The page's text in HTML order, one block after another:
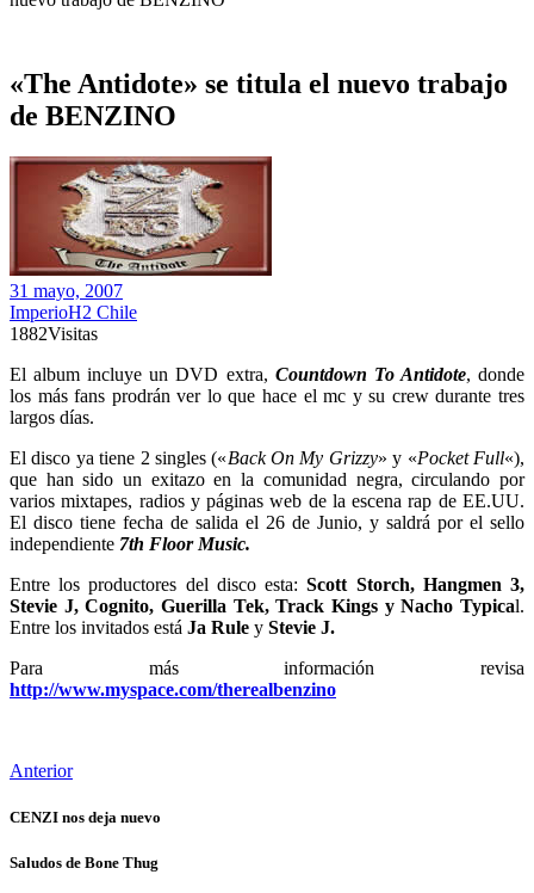
«The Antidote» se titula el nuevo trabajo
de BENZINO
31 mayo, 2007
ImperioH2 Chile
1882Visitas
El album incluye un DVD extra, Countdown To Antidote, donde
los más fans prodrán ver lo que hace el mc y su crew durante tres
largos días.
El disco ya tiene 2 singles («Back On My Grizzy» y «Pocket Full«),
que han sido un exitazo en la comunidad negra, circulando por
varios mixtapes, radios y páginas web de la escena rap de EE.UU.
El disco tiene fecha de salida el 26 de Junio, y saldrá por el sello
independiente 7th Floor Music.
Entre los productores del disco esta:Scott Storch, Hangmen 3,
Stevie J, Cognito, Guerilla Tek, Track Kings y Nacho Typical.
Entre los invitados está Ja Rule y Stevie J.
Para más información revisa
http://www.myspace.com/therealbenzino
Anterior
CENZI nos deja nuevo
Saludos de Bone Thug